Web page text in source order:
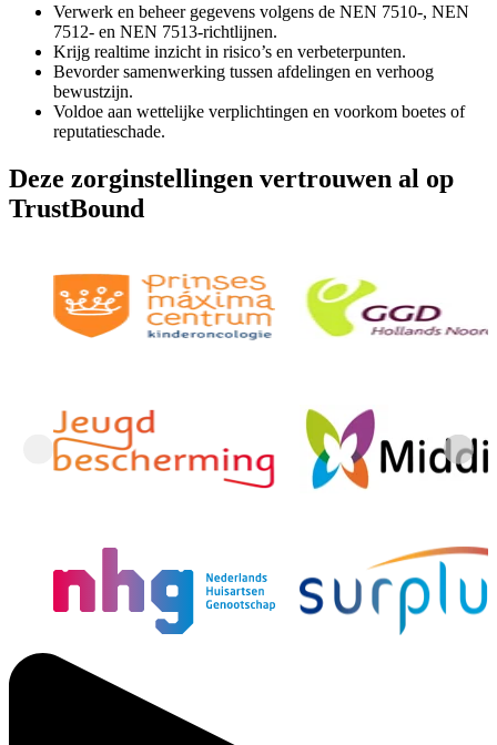
Verwerk en beheer gegevens volgens de NEN 7510-, NEN
7512- en NEN 7513-richtlijnen.
Krijg realtime inzicht in risico’s en verbeterpunten.
Bevorder samenwerking tussen afdelingen en verhoog
bewustzijn.
Voldoe aan wettelijke verplichtingen en voorkom boetes of
reputatieschade.
Deze zorginstellingen vertrouwen al op
TrustBound